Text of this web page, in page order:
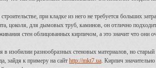
при кладке из него не требуется больших
цоколя, для дымовых труб, каминов, он отлично
стен облицованных кирпичом, а это значит что они
в изобилии разнообразных стеновых материалов, но
зайдя к примеру на сайт http://mkt7.ua. Кирпич